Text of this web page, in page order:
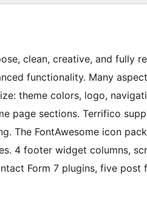
clean, creative, and fully
functionality. Many
theme colors, logo,
page sections. Terrifico
The FontAwesome icon
4 footer widget columns,
Form 7 plugins, five post